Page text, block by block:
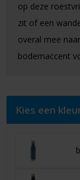
op deze
zit of een
overal mee
bodemaccent
Kies een